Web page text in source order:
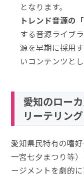
となります。
トレンド音源の「
する音源ライブ
源を早期に採用
いコンテンツと
愛知のロー
リーテリング
愛知県民特有の嗜
一宮七夕まつり等
ージメントを劇的